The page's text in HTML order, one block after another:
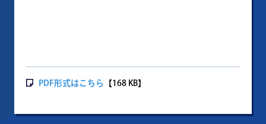
PDF形式はこちら 【168 KB】